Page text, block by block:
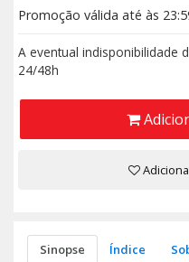
Promoção válida até às
A eventual indisponibilidade
24/48h
Sinopse Índice